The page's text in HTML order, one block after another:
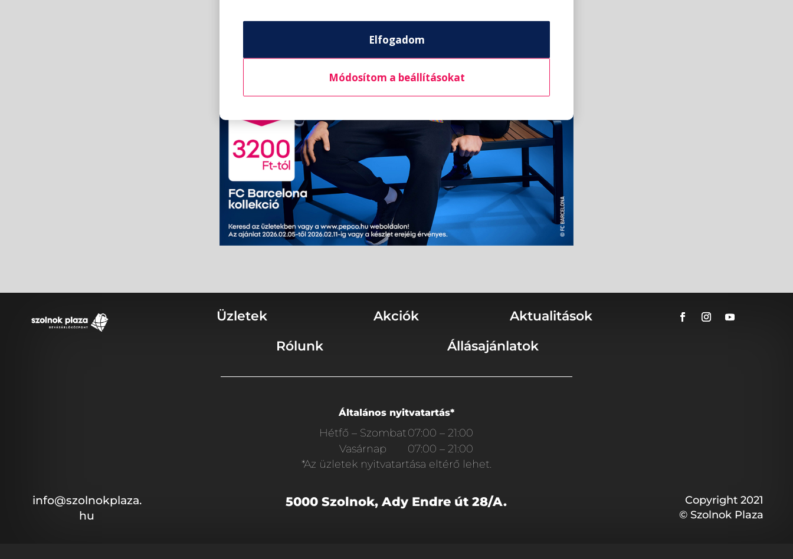
Üzletek Akciók
Aktualitások
Rólunk
Állásajánlatok
Általános nyitvatartás*
Hétfő – Szombat07:00 – 21:00
Vasárnap
07:00 – 21:00
*Az üzletek nyitvatartása eltérő lehet.
info@szolnokplaza.
hu
5000 Szolnok, Ady Endre út 28/A.
Copyright 2021
© Szolnok Plaza
Elfogadom
Módosítom a beállításokat